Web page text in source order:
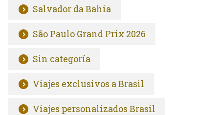
Salvador da Bahia
São Paulo Grand Prix 2026
Sin categoría
Viajes exclusivos a Brasil
Viajes personalizados Brasil